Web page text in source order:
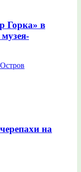
Горка» в
Остров
на